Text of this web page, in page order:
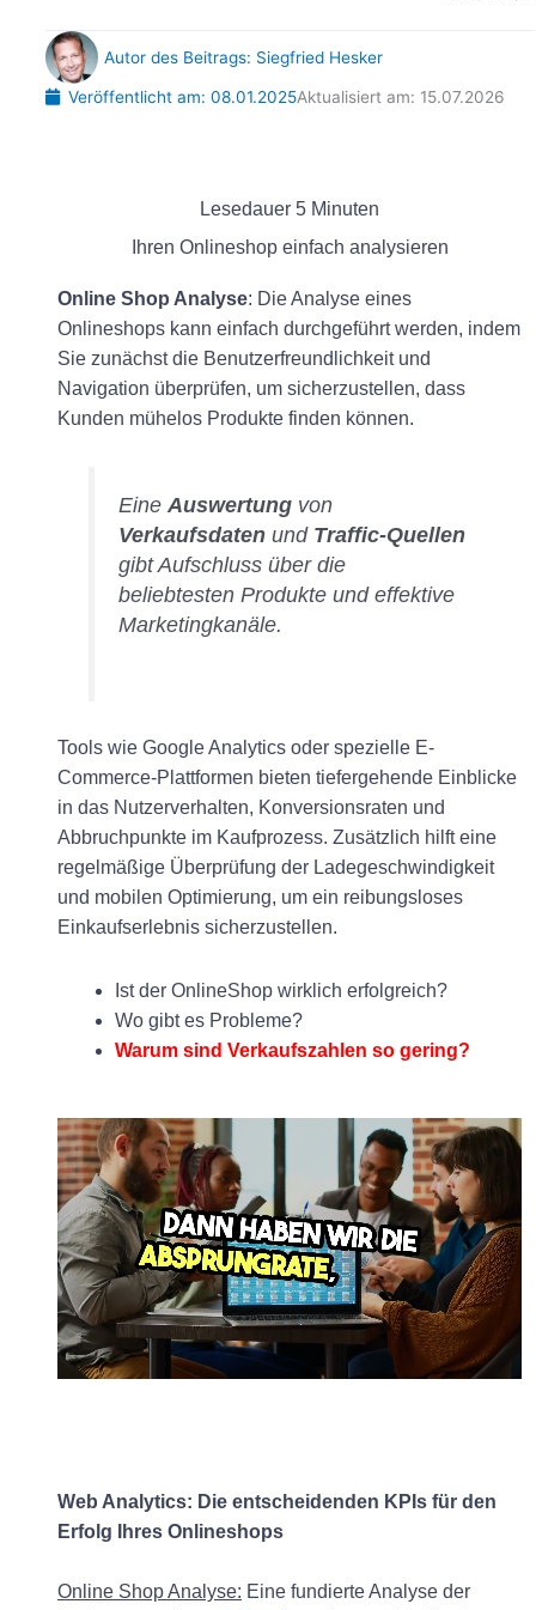
Autor des Beitrags: Siegfried Hesker
Veröffentlicht am: 08.01.2025Aktualisiert am: 15.07.2026
Lesedauer 5 Minuten
Ihren Onlineshop einfach analysieren
Online Shop Analyse: Die Analyse eines
Onlineshops kann einfach durchgeführt werden, indem
Sie zunächst die Benutzerfreundlichkeit und
Navigation überprüfen, um sicherzustellen, dass
Kunden mühelos Produkte finden können.
EineAuswertung von
Verkaufsdaten und Traffic-Quellen
gibt Aufschluss über die
beliebtesten Produkte und effektive
Marketingkanäle.
Tools wie Google Analytics oder spezielle E-
Commerce-Plattformen bieten tiefergehende Einblicke
in das Nutzerverhalten, Konversionsraten und
Abbruchpunkte im Kaufprozess. Zusätzlich hilft eine
regelmäßige Überprüfung der Ladegeschwindigkeit
und mobilen Optimierung, um ein reibungsloses
Einkaufserlebnis sicherzustellen.
Ist der OnlineShop wirklich erfolgreich?
Wo gibt es Probleme?
Warum sind Verkaufszahlen so gering?
Web Analytics: Die entscheidenden KPIs für den
Erfolg Ihres Onlineshops
Online Shop Analyse: Eine fundierte Analyse der